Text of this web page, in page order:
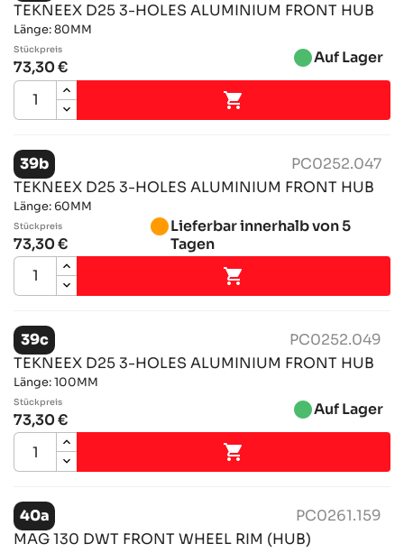
TEKNEEX D25 3-HOLES ALUMINIUM FRONT HUB
Länge: 80MM
Stückpreis
73,30 € brightness_1Auf Lager

39b
PC0252.047
TEKNEEX D25 3-HOLES ALUMINIUM FRONT HUB
Länge: 60MM
Stückpreis
73,30 €
brightness_1Lieferbar innerhalb von 5
Tagen

39c
PC0252.049
TEKNEEX D25 3-HOLES ALUMINIUM FRONT HUB
Länge: 100MM
Stückpreis
73,30 € brightness_1Auf Lager

40a
PC0261.159
MAG 130 DWT FRONT WHEEL RIM (HUB)